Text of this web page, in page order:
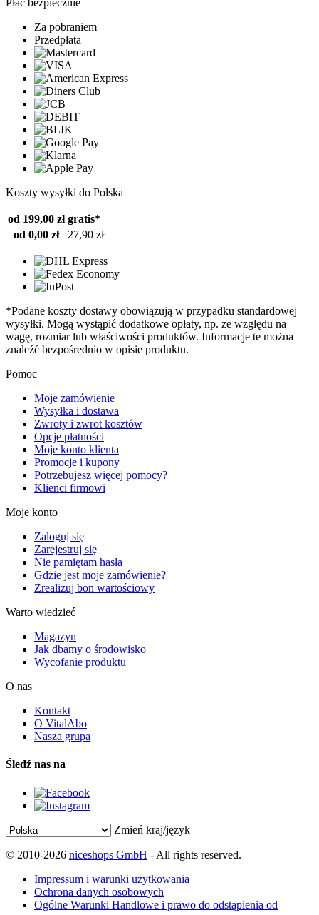
Płać bezpiecznie
Za pobraniem
Przedpłata
Koszty wysyłki do Polska
od 199,00 zł gratis*
od 0,00 zł
27,90 zł
*Podane koszty dostawy obowiązują w przypadku standardowej
wysyłki. Mogą wystąpić dodatkowe opłaty, np. ze względu na
wagę, rozmiar lub właściwości produktów. Informacje te można
znaleźć bezpośrednio w opisie produktu.
Pomoc
Moje zamówienie
Wysyłka i dostawa
Zwroty i zwrot kosztów
Opcje płatności
Moje konto klienta
Promocje i kupony
Potrzebujesz więcej pomocy?
Klienci firmowi
Moje konto
Zaloguj się
Zarejestruj się
Nie pamiętam hasła
Gdzie jest moje zamówienie?
Zrealizuj bon wartościowy
Warto wiedzieć
Magazyn
Jak dbamy o środowisko
Wycofanie produktu
O nas
Kontakt
O VitalAbo
Nasza grupa
Śledź nas na
Zmień kraj/język
© 2010-2026 niceshops GmbH - All rights reserved.
Impressum i warunki użytkowania
Ochrona danych osobowych
Ogólne Warunki Handlowe i prawo do odstąpienia od